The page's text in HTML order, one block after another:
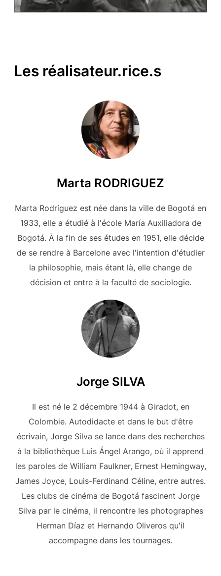
Les réalisateur.rice.s
Marta RODRIGUEZ
Marta Rodríguez est née dans la ville de Bogotá en
1933, elle a étudié à l'école María Auxiliadora de
Bogotá. À la fin de ses études en 1951, elle décide
de se rendre à Barcelone avec l'intention d'étudier
la philosophie, mais étant là, elle change de
décision et entre à la faculté de sociologie.
Jorge SILVA
Il est né le 2 décembre 1944 à Giradot, en
Colombie. Autodidacte et dans le but d'être
écrivain, Jorge Silva se lance dans des recherches
à la bibliothèque Luis Ángel Arango, où il apprend
les paroles de William Faulkner, Ernest Hemingway,
James Joyce, Louis-Ferdinand Céline, entre autres.
Les clubs de cinéma de Bogotá fascinent Jorge
Silva par le cinéma, il rencontre les photographes
Herman Díaz et Hernando Oliveros qu'il
accompagne dans les tournages.